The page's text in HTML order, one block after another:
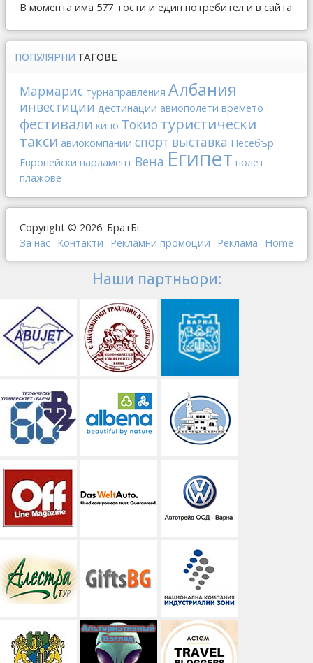
В момента има 577 гости и един потребител и в сайта
ПОПУЛЯРНИ ТАГОВЕ
Мармарис турнаправления Албания
инвестиции дестинации авиополети времето
фестивали кино Токио туристически
такси авиокомпании спорт выставка Несебър
Европейски парламент Вена Египет полет
плажове
Copyright © 2026. БратБг
За нас Контакти Рекламни промоции Реклама Home
Наши партньори: